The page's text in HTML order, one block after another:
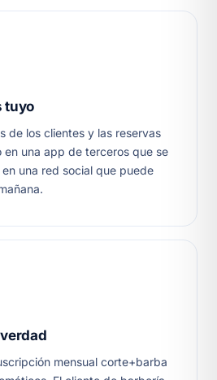
tuyo
de los clientes y las reservas
en una app de terceros que se
una red social que puede
mensual corte+barba